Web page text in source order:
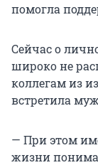
помогла
Сейчас о
широко не
коллегам из
встретила
— При этом
жизни